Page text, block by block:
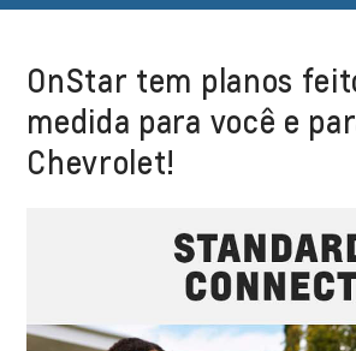
OnStar tem planos
medida para você e
Chevrolet!